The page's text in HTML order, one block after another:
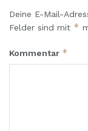
Deine E-Mail-
Felder sind mit *
Kommentar *